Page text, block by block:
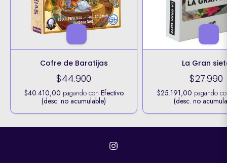
Cofre de Baratijas
$44.900
$40.410,00 pagando con Efectivo
(desc. no acumulable)
La Gran
$27.990
$25.191,00 pagando
(desc. no